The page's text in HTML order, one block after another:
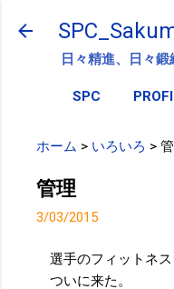
スキップして
日々精進、日々
SPC
ホーム > いろいろ >
管理
3/03/2015
選手のフィットネ
ついに来た。